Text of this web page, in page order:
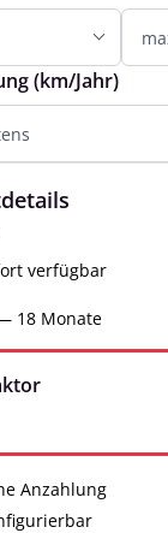
(km/Jahr)
verfügbar
18 Monate
Anzahlung